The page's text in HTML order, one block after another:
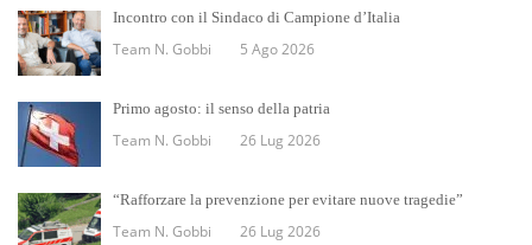
Incontro con il Sindaco di Campione d’Italia
Team N. Gobbi 5 Ago 2026
Primo agosto: il senso della patria
Team N. Gobbi 26 Lug 2026
“Rafforzare la prevenzione per evitare nuove tragedie”
Team N. Gobbi 26 Lug 2026